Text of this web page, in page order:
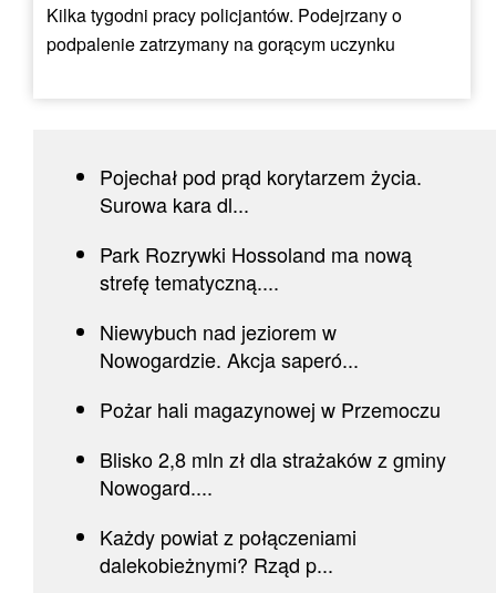
Kilka tygodni pracy policjantów. Podejrzany o
podpalenie zatrzymany na gorącym uczynku
Pojechał pod prąd korytarzem życia.
Surowa kara dl...
Park Rozrywki Hossoland ma nową
strefę tematyczną....
Niewybuch nad jeziorem w
Nowogardzie. Akcja saperó...
Pożar hali magazynowej w Przemoczu
Blisko 2,8 mln zł dla strażaków z gminy
Nowogard....
Każdy powiat z połączeniami
dalekobieżnymi? Rząd p...